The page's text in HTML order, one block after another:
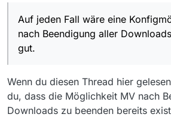
der Rechner runtergefahren wird.
Auf jeden Fall wäre eine
nach Beendigung aller
gut.
Wenn du diesen Thread hier
du, dass die Möglichkeit MV nach
Downloads zu beenden bereits